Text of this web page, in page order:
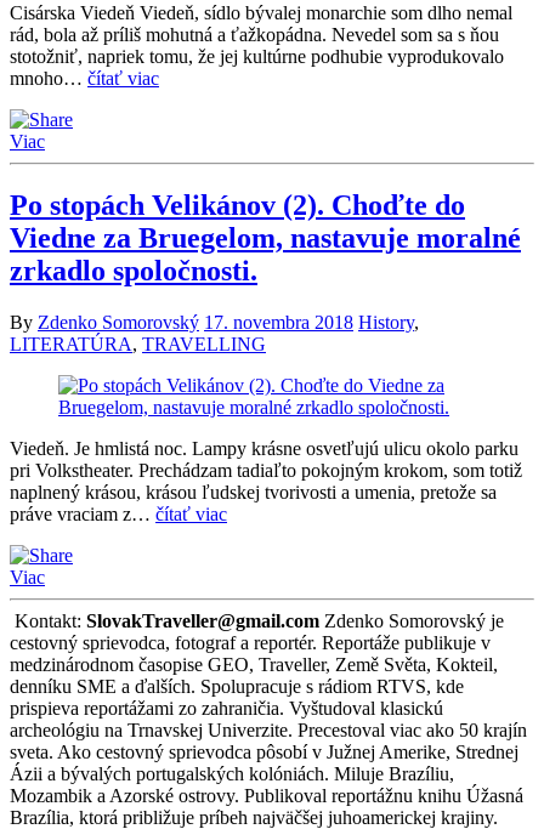
Cisárska Viedeň Viedeň, sídlo bývalej monarchie som dlho nemal
rád, bola až príliš mohutná a ťažkopádna. Nevedel som sa s ňou
stotožniť, napriek tomu, že jej kultúrne podhubie vyprodukovalo
mnoho… čítať viac
Viac
Po stopách Velikánov (2). Choďte do
Viedne za Bruegelom, nastavuje moralné
zrkadlo spoločnosti.
By Zdenko Somorovský 17. novembra 2018 History,
LITERATÚRA, TRAVELLING
Viedeň. Je hmlistá noc. Lampy krásne osvetľujú ulicu okolo parku
pri Volkstheater. Prechádzam tadiaľto pokojným krokom, som totiž
naplnený krásou, krásou ľudskej tvorivosti a umenia, pretože sa
práve vraciam z… čítať viac
Viac
Kontakt: SlovakTraveller@gmail.com Zdenko Somorovský je
cestovný sprievodca, fotograf a reportér. Reportáže publikuje v
medzinárodnom časopise GEO, Traveller, Země Světa, Kokteil,
denníku SME a ďalších. Spolupracuje s rádiom RTVS, kde
prispieva reportážami zo zahraničia. Vyštudoval klasickú
archeológiu na Trnavskej Univerzite. Precestoval viac ako 50 krajín
sveta. Ako cestovný sprievodca pôsobí v Južnej Amerike, Strednej
Ázii a bývalých portugalských kolóniách. Miluje Brazíliu,
Mozambik a Azorské ostrovy. Publikoval reportážnu knihu Úžasná
Brazília, ktorá približuje príbeh najväčšej juhoamerickej krajiny.